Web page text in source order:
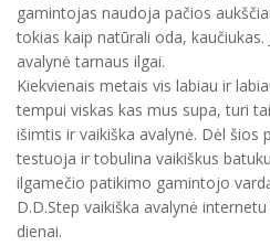
gamintojas naudoja pačios
tokias kaip natūrali oda, kaučiukas.
avalynė tarnaus ilgai.
Kiekvienais metais vis labiau ir
tempui viskas kas mus supa, turi
išimtis ir vaikiška avalynė. Dėl šios
testuoja ir tobulina vaikiškus
ilgamečio patikimo gamintojo
D.D.Step vaikiška avalynė
dienai.